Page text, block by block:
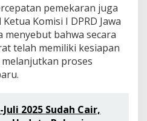
pemekaran juga
Komisi I DPRD Jawa
menyebut bahwa secara
telah memiliki kesiapan
proses
Juli 2025 Sudah Cair,